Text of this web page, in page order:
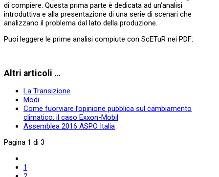
di compiere. Questa prima parte è dedicata ad un’analisi
introduttiva e alla presentazione di una serie di scenari che
analizzano il problema dal lato della produzione.
Puoi leggere le prime analisi compiute con ScETuR nei PDF:
Altri articoli …
La Transizione
Modi
Come fuorviare l’opinione pubblica sul cambiamento
climatico: il caso Exxon-Mobil
Assemblea 2016 ASPO Italia
Pagina 1 di 3
1